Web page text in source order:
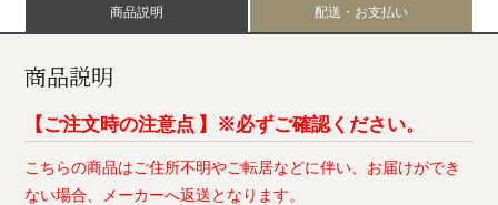
商品説明 配送・お支払い
商品説明
【ご注文時の注意点 】※必ずご確認ください。
こちらの商品はご住所不明やご転居などに伴い、お届けができ
ない場合、メーカーへ返送となります。